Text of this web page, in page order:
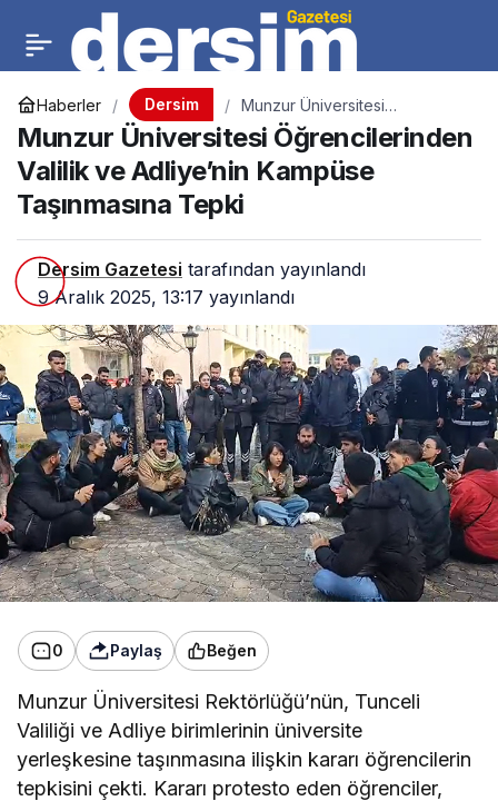
Haberler Dersim
Munzur Üniversitesi
Öğrencilerinden Valilik ve
Adliye’nin Kampüse
Taşınmasına Tepki
Munzur Üniversitesi Öğrencilerinden
Valilik ve Adliye’nin Kampüse
Taşınmasına Tepki
Dersim Gazetesi tarafından yayınlandı
9 Aralık 2025, 13:17 yayınlandı
0 Paylaş Beğen
Munzur Üniversitesi Rektörlüğü’nün, Tunceli
Valiliği ve Adliye birimlerinin üniversite
yerleşkesine taşınmasına ilişkin kararı öğrencilerin
tepkisini çekti. Kararı protesto eden öğrenciler,